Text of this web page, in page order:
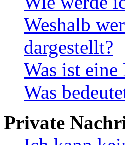
Weshalb
dargestellt?
Was ist
Was
Private